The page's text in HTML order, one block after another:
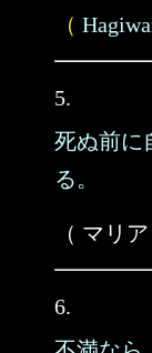
（
5.
死ぬ前に
る。
（ マリ
6.